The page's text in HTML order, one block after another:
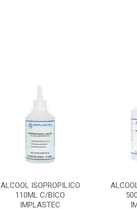
ALCOOL ISOPROPILICO
110ML C/BICO
IMPLASTEC